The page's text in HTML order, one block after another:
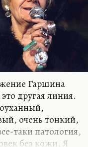
Гаршина
другая линия.
очень тонкий,
таки патология,
без кожи. Я